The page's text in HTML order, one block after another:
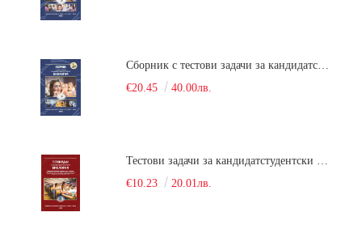
Сборник с тестови задачи за кандидатстудентски изпит по биология върху учебния материал за задължителна и профилирана подготовка, изучаван в средния курс на обучение. Част 2
€20.45
40.00лв.
Тестови задачи за кандидатстудентски изпит по биология. Сборник
€10.23
20.01лв.